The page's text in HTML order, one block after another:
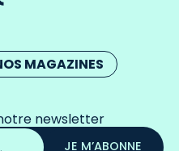
MAGAZINES
newsletter
JE M’ABONNE